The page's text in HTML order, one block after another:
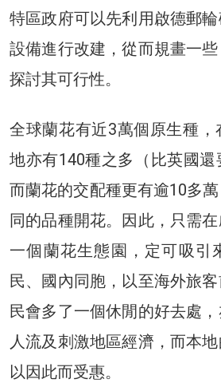
特區政府可以先利用啟德郵
設備進行改建，從而規畫一
探討其可行性。
全球蘭花有近3萬個原生種，
地亦有140種之多（比英國還
而蘭花的交配種更有逾10多
同的品種開花。因此，只需
一個蘭花生態園，定可吸引
民、國內同胞，以至海外旅
民會多了一個休閒的好去處
人流及刺激地區經濟，而本
以因此而受惠。